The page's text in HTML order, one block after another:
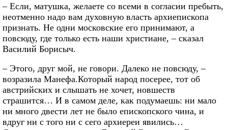
– Если, матушка, желаете со всеми в согласии пребыть,
неотменно надо вам духовную власть архиепископа
признать. Не одни московские его принимают, а
повсюду, где только есть наши христиане, – сказал
Василий Борисыч.
– Этого, друг мой, не говори. Далеко не повсюду, –
возразила Манефа.Который народ посерее, тот об
австрийских и слышать не хочет, новшеств
страшится… И в самом деле, как подумаешь: ни мало
ни много двести лет не было епископского чина, и
вдруг ни с того ни с сего архиереи явились…